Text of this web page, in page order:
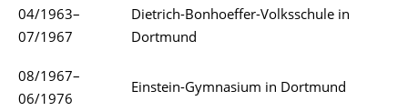
04/1963–
07/1967
Dietrich-Bonhoeffer-Volksschule in
Dortmund
08/1967–
06/1976
Einstein-Gymnasium in Dortmund